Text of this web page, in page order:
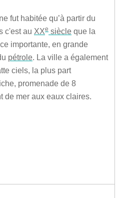
fut habitée qu’à partir du
c'est au XXe siècle que la
importante, en grande
pétrole. La ville a également
ciels, la plus part
promenade de 8
de mer aux eaux claires.